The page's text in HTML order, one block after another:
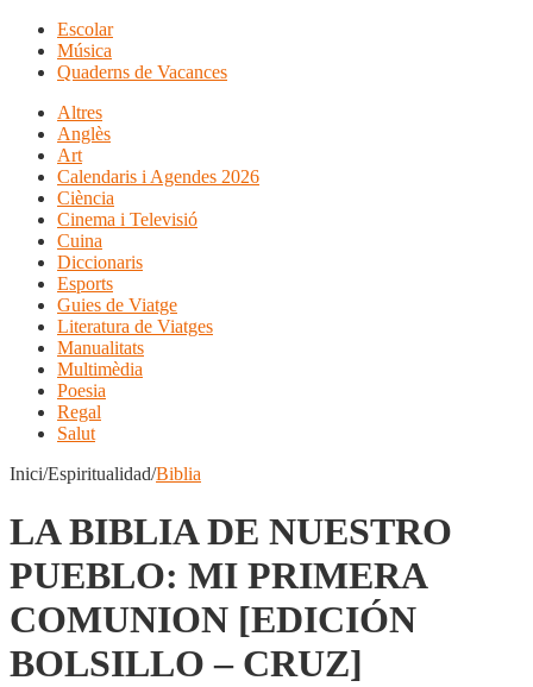
Escolar
Música
Quaderns de Vacances
Altres
Anglès
Art
Calendaris i Agendes 2026
Ciència
Cinema i Televisió
Cuina
Diccionaris
Esports
Guies de Viatge
Literatura de Viatges
Manualitats
Multimèdia
Poesia
Regal
Salut
Inici/Espiritualidad/Biblia
LA BIBLIA DE NUESTRO
PUEBLO: MI PRIMERA
COMUNION [EDICIÓN
BOLSILLO – CRUZ]